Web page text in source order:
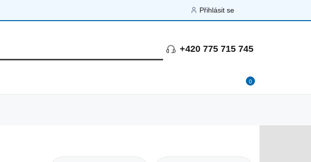
Přihlásit se
+420 775 715 745
0